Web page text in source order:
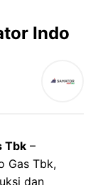
Indo
Tbk –
Gas Tbk,
dan